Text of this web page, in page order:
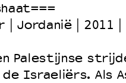
| Jordanië | 2011 |
Palestijnse
Israeliërs. Als